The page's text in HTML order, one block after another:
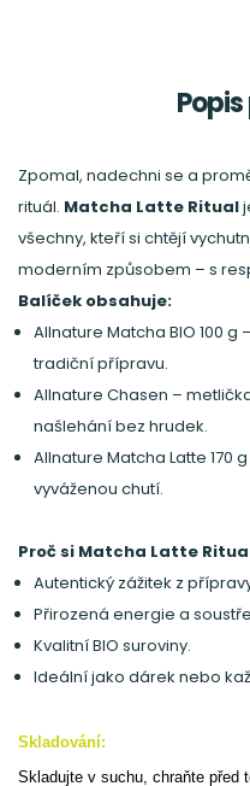
Zpomal, nadechni se a
rituál. Matcha Latte Ritual
všechny, kteří si chtějí
moderním způsobem – s
Balíček obsahuje:
Allnature Matcha BIO 100
tradiční přípravu.
Allnature Chasen –
našlehání bez hrudek.
Allnature Matcha Latte 170
vyváženou chutí.
Proč si Matcha Latte
Autentický zážitek z
Přirozená energie a
Kvalitní BIO suroviny.
Ideální jako dárek nebo
Skladování:
Skladujte v suchu, chraňte před